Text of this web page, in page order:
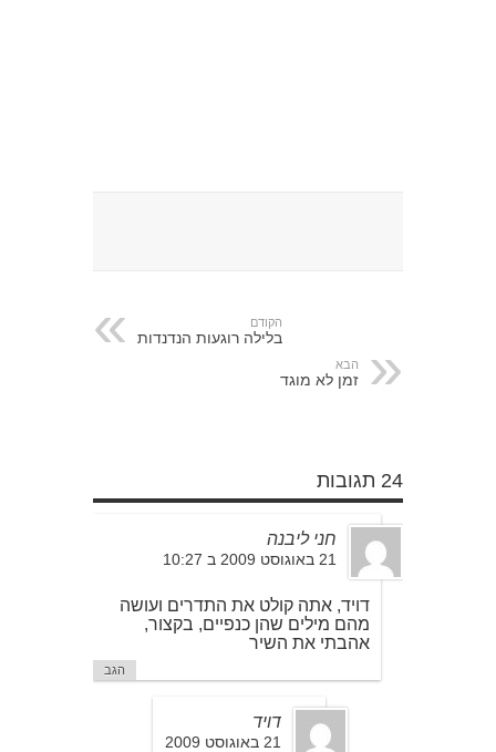
הקודם
בלילה רוגעות הנדנדות
הבא
זמן לא מוגד
24 תגובות
חני ליבנה
21 באוגוסט 2009 ב 10:27
דויד, אתה קולט את התדרים ועושה
מהם מילים שהן כנפיים, בקצור,
אהבתי את השיר
הגב
דויד
21 באוגוסט 2009